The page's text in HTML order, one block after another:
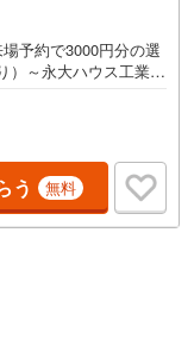
予約で3000円分の選
）～永大ハウス工業の
マンション・土地...
設や商業施設、子育
物件選びをして頂け
富なスタッフ＞当社
宅に関する様々なご
についても、誠心誠
休日火・水曜日※店
お気軽にお問い合わ
う 無料